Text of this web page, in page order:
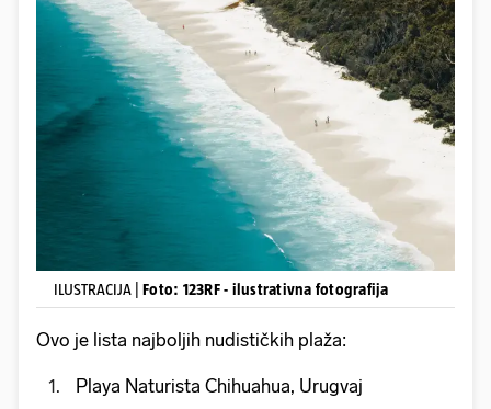
ILUSTRACIJA | Foto: 123RF - ilustrativna fotografija
Ovo je lista najboljih nudističkih plaža:
Playa Naturista Chihuahua, Urugvaj